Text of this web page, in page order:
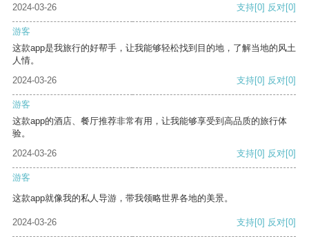
2024-03-26
支持[0] 反对[0]
游客
这款app是我旅行的好帮手，让我能够轻松找到目的地，了解当地的风土
人情。
2024-03-26
支持[0] 反对[0]
游客
这款app的酒店、餐厅推荐非常有用，让我能够享受到高品质的旅行体
验。
2024-03-26
支持[0] 反对[0]
游客
这款app就像我的私人导游，带我领略世界各地的美景。
2024-03-26 支持[0] 反对[0]